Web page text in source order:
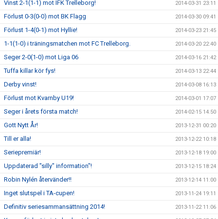
Vinst 2-1(1-1) mot IFK Trelleborg! 2014-03-31 23:11
Förlust 0-3(0-0) mot BK Flagg 2014-03-30 09:41
Förlust 1-4(0-1) mot Hyllie! 2014-03-23 21:45
1-1(1-0) i träningsmatchen mot FC Trelleborg. 2014-03-20 22:40
Seger 2-0(1-0) mot Liga 06 2014-03-16 21:42
Tuffa killar kör fys! 2014-03-13 22:44
Derby vinst! 2014-03-08 16:13
Förlust mot Kvarnby U19! 2014-03-01 17:07
Seger i årets första match! 2014-02-15 14:50
Gott Nytt År! 2013-12-31 00:20
Till er alla! 2013-12-22 10:18
Seriepremiär! 2013-12-18 19:00
Uppdaterad "silly" information"! 2013-12-15 18:24
Robin Nylén återvänder!! 2013-12-14 11:00
Inget slutspel i TA-cupen! 2013-11-24 19:11
Definitiv seriesammansättning 2014! 2013-11-22 11:06